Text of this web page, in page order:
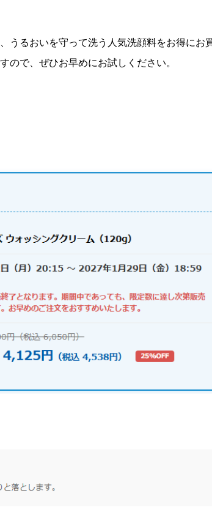
うるおいを守って洗う人気洗顔料をお得にお
ので、ぜひお早めにお試しください。